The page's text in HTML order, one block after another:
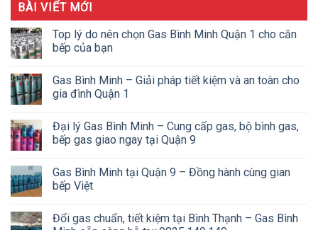
BÀI VIẾT MỚI
Top lý do nên chọn Gas Bình Minh Quận 1 cho căn
bếp của bạn
Gas Bình Minh – Giải pháp tiết kiệm và an toàn cho
gia đình Quận 1
Đại lý Gas Bình Minh – Cung cấp gas, bộ bình gas,
bếp gas giao ngay tại Quận 9
Gas Bình Minh tại Quận 9 – Đồng hành cùng gian
bếp Việt
Đổi gas chuẩn, tiết kiệm tại Bình Thạnh – Gas Bình